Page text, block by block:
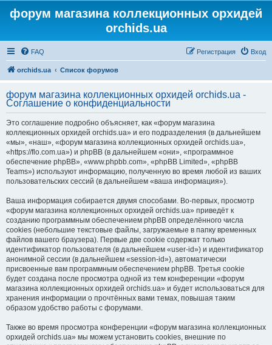
форум магазина коллекционных орхидей
orchids.ua
FAQ Вход
Регистрация
orchids.ua Список форумов
форум магазина коллекционных орхидей orchids.ua -
Соглашение о конфиденциальности
Это соглашение подробно объясняет, как «форум магазина
коллекционных орхидей orchids.ua» и его подразделения (в дальнейшем
«мы», «наш», «форум магазина коллекционных орхидей orchids.ua»,
«https://flo.com.ua») и phpBB (в дальнейшем «они», «программное
обеспечение phpBB», «www.phpbb.com», «phpBB Limited», «phpBB
Teams») используют информацию, полученную во время любой из ваших
пользовательских сессий (в дальнейшем «ваша информация»).
Ваша информация собирается двумя способами. Во-первых, просмотр
«форум магазина коллекционных орхидей orchids.ua» приведёт к
созданию программным обеспечением phpBB определённого числа
cookies (небольшие текстовые файлы, загружаемые в папку временных
файлов вашего браузера). Первые две cookie содержат только
идентификатор пользователя (в дальнейшем «user-id») и идентификатор
анонимной сессии (в дальнейшем «session-id»), автоматически
присвоенные вам программным обеспечением phpBB. Третья cookie
будет создана после просмотра одной из тем конференции «форум
магазина коллекционных орхидей orchids.ua» и будет использоваться для
хранения информации о прочтённых вами темах, повышая таким
образом удобство работы с форумами.
Также во время просмотра конференции «форум магазина коллекционных
орхидей orchids.ua» мы можем установить cookies, внешние по